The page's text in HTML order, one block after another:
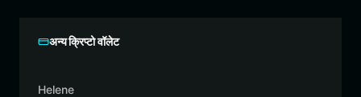
अन्य क्रिप्टो वॉलेट
Helene